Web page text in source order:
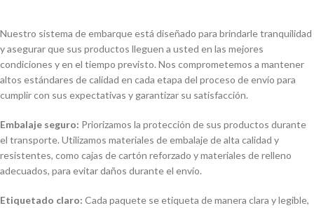
Nuestro sistema de embarque está diseñado para brindarle tranquilidad
y asegurar que sus productos lleguen a usted en las mejores
condiciones y en el tiempo previsto. Nos comprometemos a mantener
altos estándares de calidad en cada etapa del proceso de envío para
cumplir con sus expectativas y garantizar su satisfacción.
Embalaje seguro: Priorizamos la protección de sus productos durante
el transporte. Utilizamos materiales de embalaje de alta calidad y
resistentes, como cajas de cartón reforzado y materiales de relleno
adecuados, para evitar daños durante el envío.
Etiquetado claro: Cada paquete se etiqueta de manera clara y legible,